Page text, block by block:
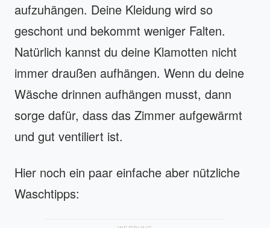
aufzuhängen. Deine Kleidung wird so
geschont und bekommt weniger Falten.
Natürlich kannst du deine Klamotten nicht
immer draußen aufhängen. Wenn du deine
Wäsche drinnen aufhängen musst, dann
sorge dafür, dass das Zimmer aufgewärmt
und gut ventiliert ist.
Hier noch ein paar einfache aber nützliche
Waschtipps: